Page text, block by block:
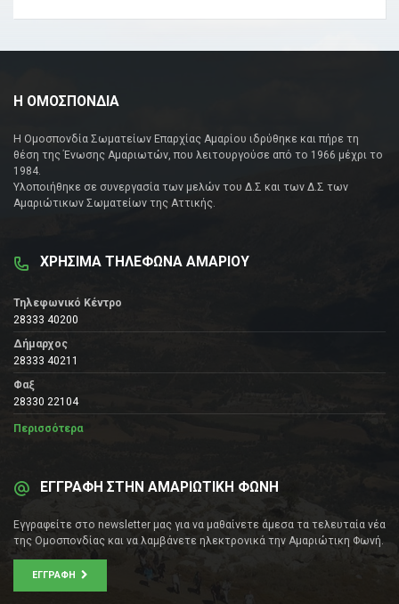
Η ΟΜΟΣΠΟΝΔΙΑ
Η Ομοσπονδία Σωματείων Επαρχίας Αμαρίου ιδρύθηκε και πήρε τη
θέση της Ένωσης Αμαριωτών, που λειτουργούσε από το 1966 μέχρι το
1984.
Υλοποιήθηκε σε συνεργασία των μελών του Δ.Σ και των Δ.Σ των
Αμαριώτικων Σωματείων της Αττικής.
ΧΡΗΣΙΜΑ ΤΗΛΕΦΩΝΑ ΑΜΑΡΙΟΥ
Τηλεφωνικό Κέντρο
28333 40200
Δήμαρχος
28333 40211
Φαξ
28330 22104
Περισσότερα
ΕΓΓΡΑΦΗ ΣΤΗΝ ΑΜΑΡΙΩΤΙΚΗ ΦΩΝΗ
Εγγραφείτε στο newsletter μας για να μαθαίνετε άμεσα τα τελευταία νέα
της Ομοσπονδίας και να λαμβάνετε ηλεκτρονικά την Αμαριώτικη Φωνή.
ΕΓΓΡΑΦΉ